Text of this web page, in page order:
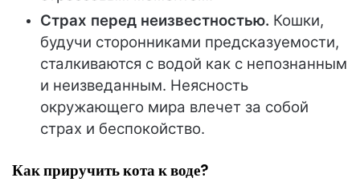
Страх перед неизвестностью. Кошки,
будучи сторонниками предсказуемости,
сталкиваются с водой как с непознанным
и неизведанным. Неясность
окружающего мира влечет за собой
страх и беспокойство.
Как приручить кота к воде?